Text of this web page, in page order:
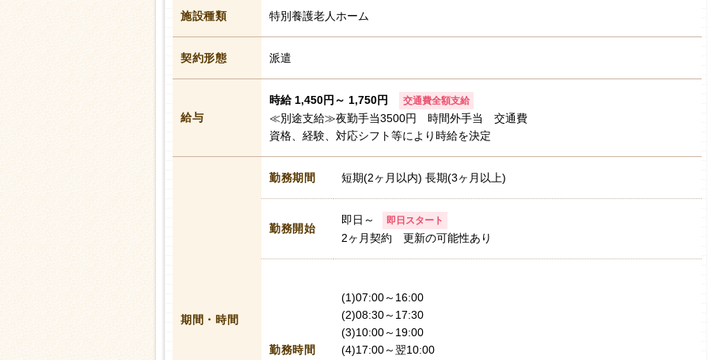
施設種類 特別養護老人ホーム
契約形態 派遣
給与
時給 1,450円～ 1,750円 交通費全額支給
≪別途支給≫夜勤手当3500円 時間外手当 交通費
資格、経験、対応シフト等により時給を決定
期間・時間
勤務期間 短期(2ヶ月以内) 長期(3ヶ月以上)
勤務開始
即日～ 即日スタート
2ヶ月契約 更新の可能性あり
勤務時間
(1)07:00～16:00
(2)08:30～17:30
(3)10:00～19:00
(4)17:00～翌10:00